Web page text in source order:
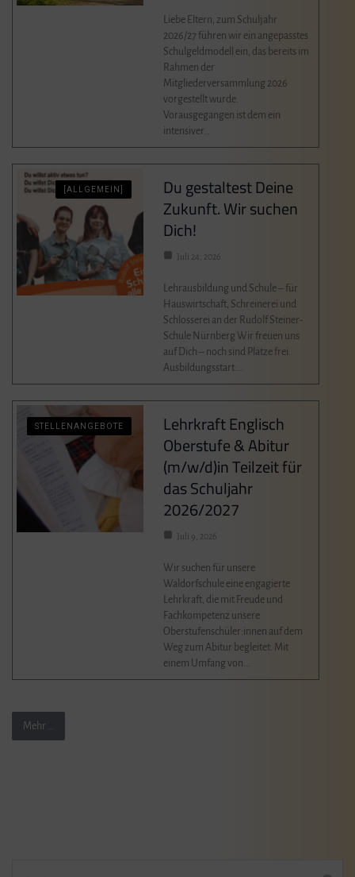
Liebe Eltern, zum Schuljahr
2026/27 führen wir ein angepasstes
Schulgeldmodell ein, das bereits im
Rahmen der
Mitgliederversammlung 2026
vorgestellt wurde.
Vorausgegangen ist dem ein
intensiver…
[ALLGEMEIN] Du gestaltest Deine
Zukunft. Wir suchen
Dich!
Juli 24, 2026
Lehrausbildung und Schule – für
Hauswirtschaft, Schreinerei und
Schlosserei an der Rudolf Steiner-
Schule Nürnberg Wir freuen uns
auf Dich – noch sind Plätze frei.
Ausbildungsstart:…
STELLENANGEBOTE Lehrkraft Englisch
Oberstufe & Abitur
(m/w/d)in Teilzeit für
das Schuljahr
2026/2027
Juli 9, 2026
Wir suchen für unsere
Waldorfschule eine engagierte
Lehrkraft, die mit Freude und
Fachkompetenz unsere
Oberstufenschüler:innen auf dem
Weg zum Abitur begleitet. Mit
einem Umfang von…
Mehr …